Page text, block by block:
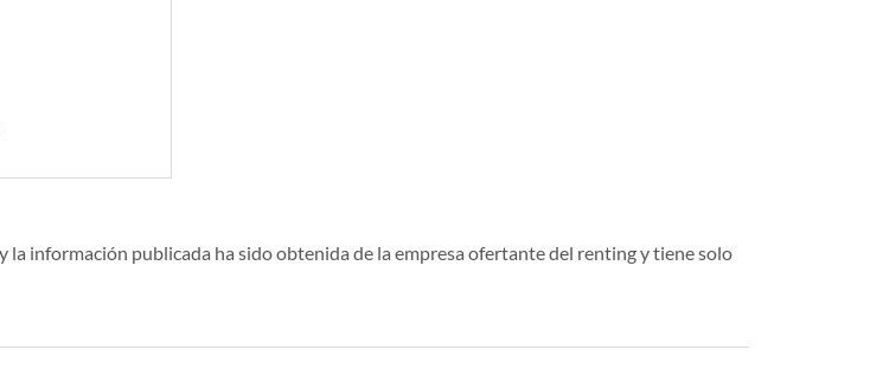
la información publicada ha sido obtenida de la empresa ofertante del renting y tiene solo